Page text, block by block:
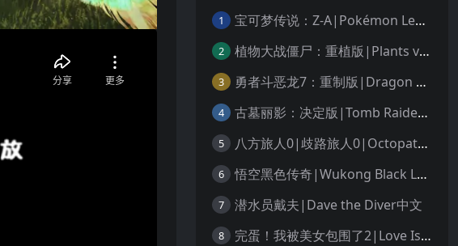
1 宝可梦传说：Z-A|Pokémon Legends: Z-A中文
2 植物大战僵尸：重植版|Plants vs. Zombies: Replanted中文
3 勇者斗恶龙7：重制版|Dragon Quest VII Reimagined中文
4 古墓丽影：决定版|Tomb Raider: Definitive Edition中文
5 八方旅人0|歧路旅人0|Octopath Traveler 0中文
6 悟空黑色传奇|Wukong Black Legend
7 潜水员戴夫|Dave the Diver中文
8 完蛋！我被美女包围了2|Love Is All Around 2中文